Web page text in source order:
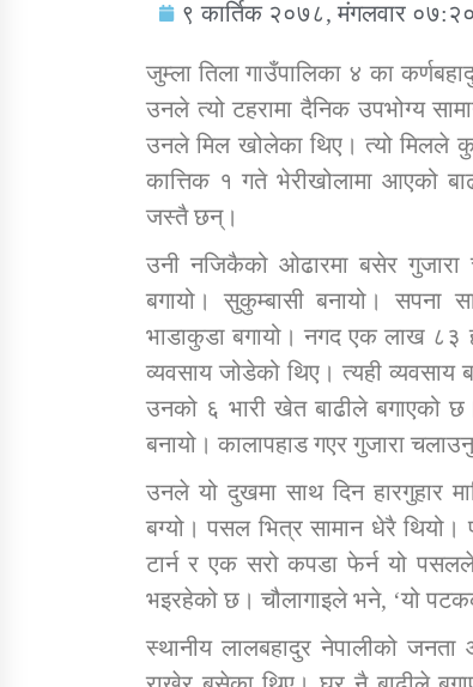
सामाजिक बिकास कार्यालय जुम्लाकाे
तातोपानी गाउँपालिकाको न्यायिक समिति सम्बन्धी
सन्देश
तातोपानी गाउँपालिका जुम्लाको बालविवाह सन्देश
९ कार्तिक २०७८, मंगलवार ०७:२०
जुम्ला तिला गाउँपालिका ४ का
उनले त्यो टहरामा दैनिक उपभोग्य
उनले मिल खोलेका थिए। त्यो मिलले
कात्तिक १ गते भेरीखोलामा आएको
जस्तै छन्।
उनी नजिकैको ओढारमा बसेर
बगायो। सुकुम्बासी बनायो। सपना
भाडाकुडा बगायो। नगद एक लाख ८३
व्यवसाय जोडेको थिए। त्यही
उनको ६ भारी खेत बाढीले बगाएको
बनायो। कालापहाड गएर गुजारा
उनले यो दुखमा साथ दिन हारगुहार
बग्यो। पसल भित्र सामान धेरै
टार्न र एक सरो कपडा फेर्न यो
भइरहेको छ। चौलागाइले भने, ‘यो
स्थानीय लालबहादुर नेपालीको